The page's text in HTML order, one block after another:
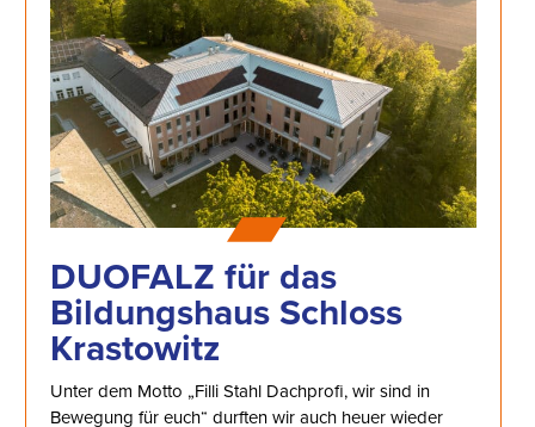
DUOFALZ für das
Bildungshaus Schloss
Krastowitz
Unter dem Motto „Filli Stahl Dachprofi, wir sind in
Bewegung für euch“ durften wir auch heuer wieder